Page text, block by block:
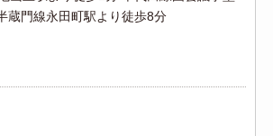
蔵門線永田町駅より徒歩8分